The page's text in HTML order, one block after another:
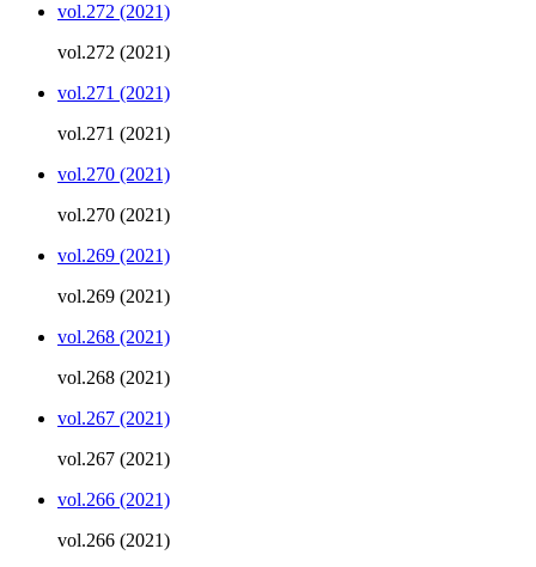
vol.272 (2021)
vol.272 (2021)
vol.271 (2021)
vol.271 (2021)
vol.270 (2021)
vol.270 (2021)
vol.269 (2021)
vol.269 (2021)
vol.268 (2021)
vol.268 (2021)
vol.267 (2021)
vol.267 (2021)
vol.266 (2021)
vol.266 (2021)